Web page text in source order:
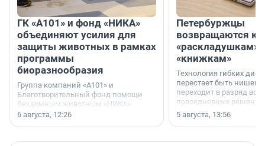
ГК «А101» и фонд «НИКА»
объединяют усилия для
защиты животных в рамках
программы
биоразнообразия
Группа компаний «А101» и
Благотворительный фонд помощи
бездомным животным «НИКА»
заключили соглашение о
6 августа, 12:26
Петербуржцы
возвращаются к
«раскладушкам»
«книжкам»
Технология гибких
перестает быть
переходит в разряд
повседневных
5 августа, 13:56